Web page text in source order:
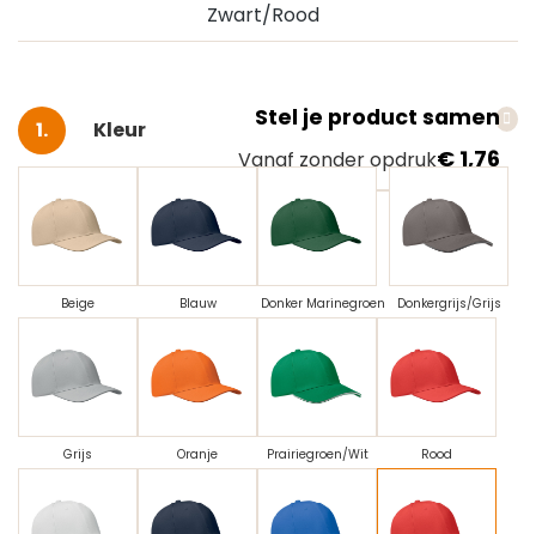
Zwart/Rood
Stel je product samen
Vanaf zonder opdruk€ 1,76
Selecteer
Kleur
Beige Blauw Donker Marinegroen Donkergrijs/Grijs
Grijs Oranje Prairiegroen/Wit Rood